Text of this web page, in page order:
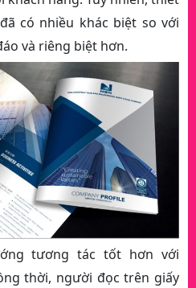
có nhiều khác biệt so với
và riêng biệt hơn.
tương tác tốt hơn với
thời, người đọc trên giấy